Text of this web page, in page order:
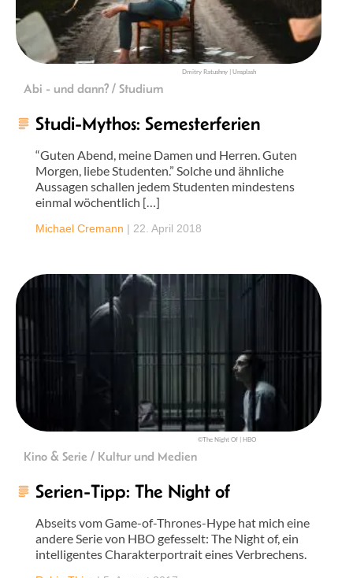
Dmitry Ratushny | Unsplash
Abi - und dann? / Studium
Studi-Mythos: Semesterferien
“Guten Abend, meine Damen und Herren. Guten
Morgen, liebe Studenten.” Solche und ähnliche
Aussagen schallen jedem Studenten mindestens
einmal wöchentlich […]
Michael Cremann | 22. April 2018
©The Night Of | HBO
Kino & Serie / Kultur und Medien
Serien-Tipp: The Night of
Abseits vom Game-of-Thrones-Hype hat mich eine
andere Serie von HBO gefesselt: The Night of, ein
intelligentes Charakterportrait eines Verbrechens.